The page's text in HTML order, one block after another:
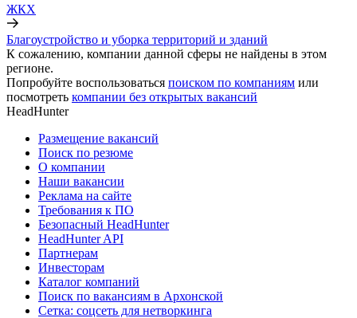
ЖКХ
Благоустройство и уборка территорий и зданий
К сожалению, компании данной сферы не найдены в этом
регионе.
Попробуйте воспользоваться поиском по компаниям или
посмотреть компании без открытых вакансий
HeadHunter
Размещение вакансий
Поиск по резюме
О компании
Наши вакансии
Реклама на сайте
Требования к ПО
Безопасный HeadHunter
HeadHunter API
Партнерам
Инвесторам
Каталог компаний
Поиск по вакансиям в Архонской
Сетка: соцсеть для нетворкинга